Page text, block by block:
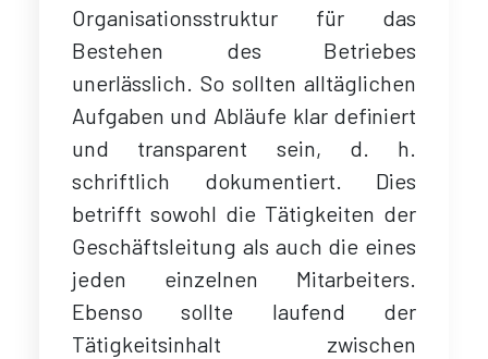
Organisationsstruktur für das
Bestehen des Betriebes
unerlässlich. So sollten alltäglichen
Aufgaben und Abläufe klar definiert
und transparent sein, d. h.
schriftlich dokumentiert. Dies
betrifft sowohl die Tätigkeiten der
Geschäftsleitung als auch die eines
jeden einzelnen Mitarbeiters.
Ebenso sollte laufend der
Tätigkeitsinhalt zwischen